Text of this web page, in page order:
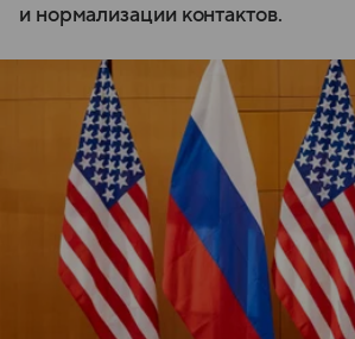
и нормализации контактов.